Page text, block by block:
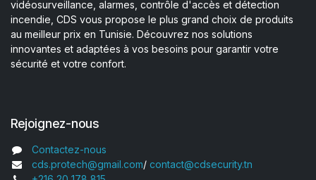
vidéosurveillance, alarmes, contrôle d'accès et détection
incendie, CDS vous propose le plus grand choix de produits
au meilleur prix en Tunisie. Découvrez nos solutions
innovantes et adaptées à vos besoins pour garantir votre
sécurité et votre confort.
Rejoignez-nous
Contactez-nous
cds.protech@gmail.com/ contact@cdsecurity.tn